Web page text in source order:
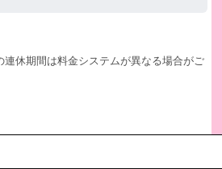
休期間は料金システムが異なる場合がご